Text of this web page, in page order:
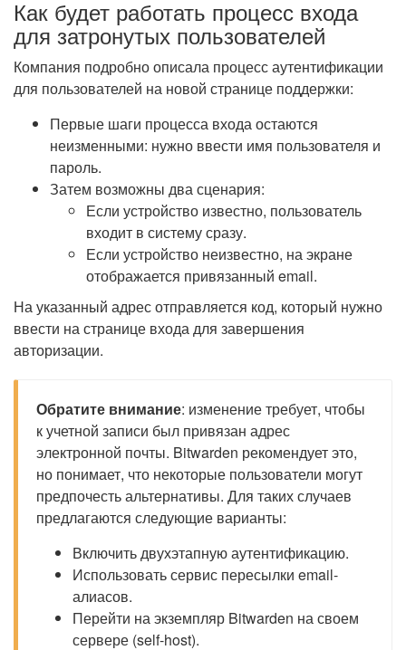
Как будет работать процесс входа
для затронутых пользователей
Компания подробно описала процесс аутентификации
для пользователей на новой странице поддержки:
Первые шаги процесса входа остаются
неизменными: нужно ввести имя пользователя и
пароль.
Затем возможны два сценария:
Если устройство известно, пользователь
входит в систему сразу.
Если устройство неизвестно, на экране
отображается привязанный email.
На указанный адрес отправляется код, который нужно
ввести на странице входа для завершения
авторизации.
Обратите внимание: изменение требует, чтобы
к учетной записи был привязан адрес
электронной почты. Bitwarden рекомендует это,
но понимает, что некоторые пользователи могут
предпочесть альтернативы. Для таких случаев
предлагаются следующие варианты:
Включить двухэтапную аутентификацию.
Использовать сервис пересылки email-
алиасов.
Перейти на экземпляр Bitwarden на своем
сервере (self-host).